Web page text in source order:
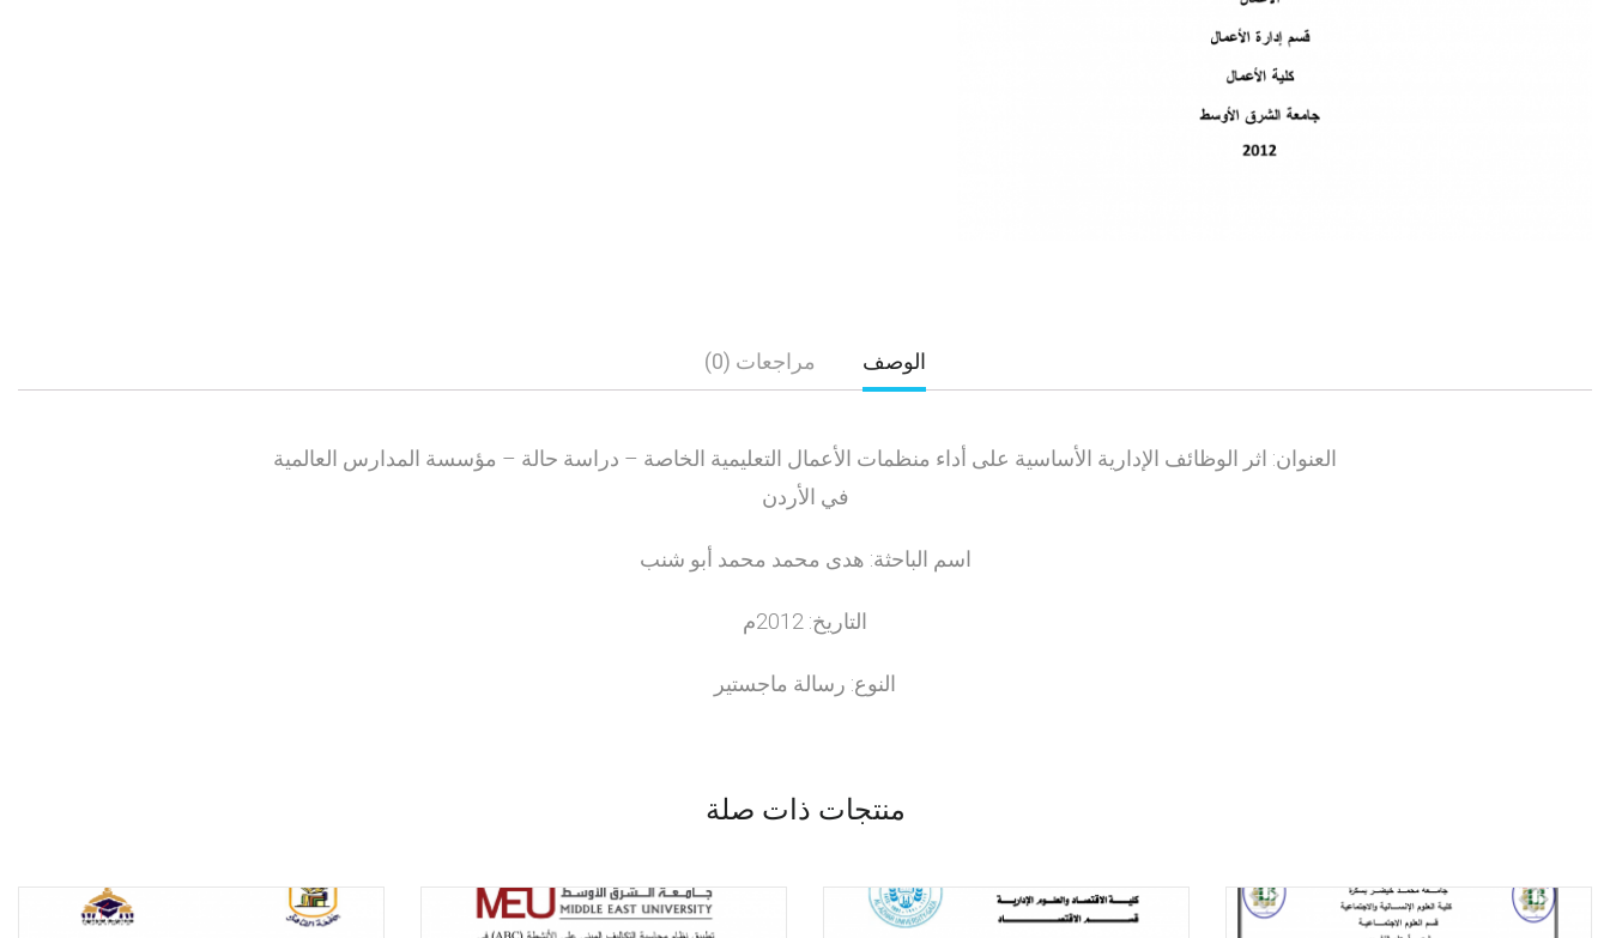
الوصف مراجعات (0)
العنوان: اثر الوظائف الإدارية الأساسية على أداء منظمات الأعمال التعليمية الخاصة – دراسة حالة – مؤسسة المدارس العالمية
في الأردن
اسم الباحثة: هدى محمد محمد أبو شنب
التاريخ: 2012م
النوع: رسالة ماجستير
منتجات ذات صلة